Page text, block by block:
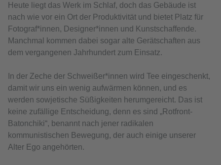
Heute liegt das Werk im Schlaf, doch das Gebäude ist
nach wie vor ein Ort der Produktivität und bietet Platz für
Fotograf*innen, Designer*innen und Kunstschaffende.
Manchmal kommen dabei sogar alte Gerätschaften aus
dem vergangenen Jahrhundert zum Einsatz.
In der Zeche der Schweißer*innen wird Tee eingeschenkt,
damit wir uns ein wenig aufwärmen können, und es
werden sowjetische Süßigkeiten herumgereicht. Das ist
keine zufällige Entscheidung, denn es sind „Rotfront-
Batonchiki“, benannt nach jener radikalen
kommunistischen Bewegung, der auch einige unserer
Alter Ego angehörten.